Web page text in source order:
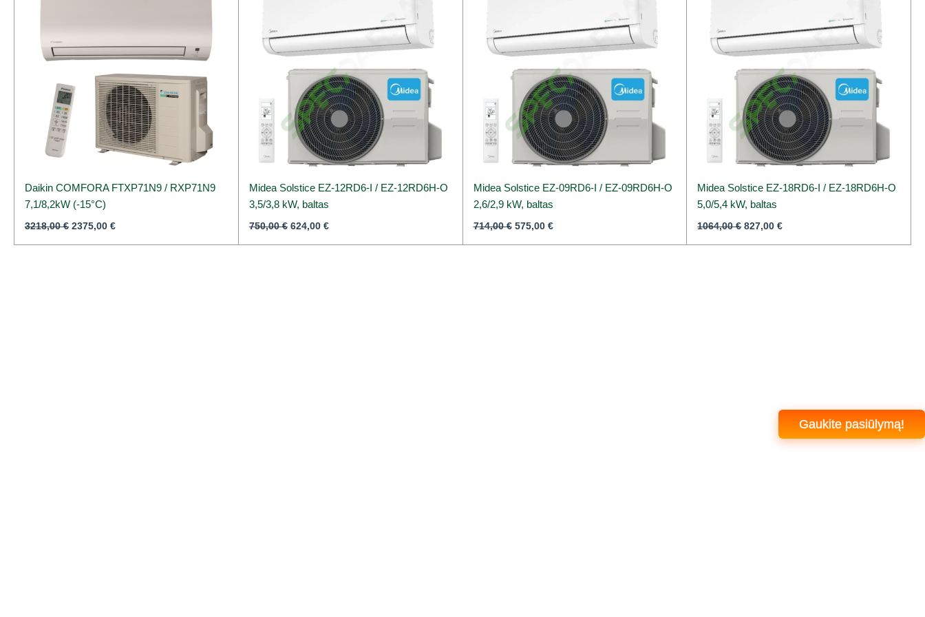
Daikin COMFORA FTXP71N9 / RXP71N9
7,1/8,2kW (-15°C)
3218,00€ 2375,00 €
Midea Solstice EZ-12RD6-I / EZ-12RD6H-O
3,5/3,8 kW, baltas
750,00€ 624,00 €
Midea Solstice EZ-09RD6-I / EZ-09RD6H-O
2,6/2,9 kW, baltas
714,00€ 575,00 €
Midea Solstice EZ-18RD6-I / EZ-18RD6H-O
5,0/5,4 kW, baltas
1064,00€ 827,00€
Gaukite pasiūlymą!